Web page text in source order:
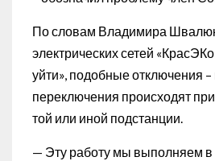
По словам Владимира
электрических сетей
уйти», подобные отключения
переключения происходят
той или иной подстанции.
— Эту работу мы выполняем в